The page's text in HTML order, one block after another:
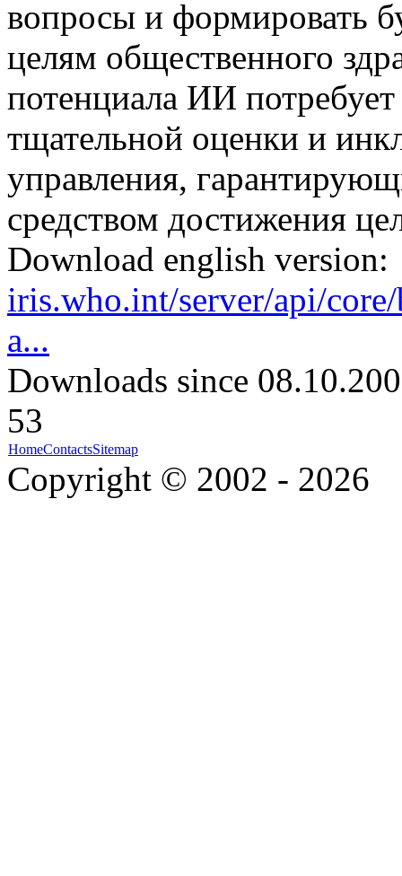
вопросы и формировать
целям общественного
потенциала ИИ
тщательной оценки и
управления,
средством достижения
Download english version:
iris.who.int/server/api/
a...
Downloads since
53
HomeContactsSitemap
Copyright © 2002 - 2026